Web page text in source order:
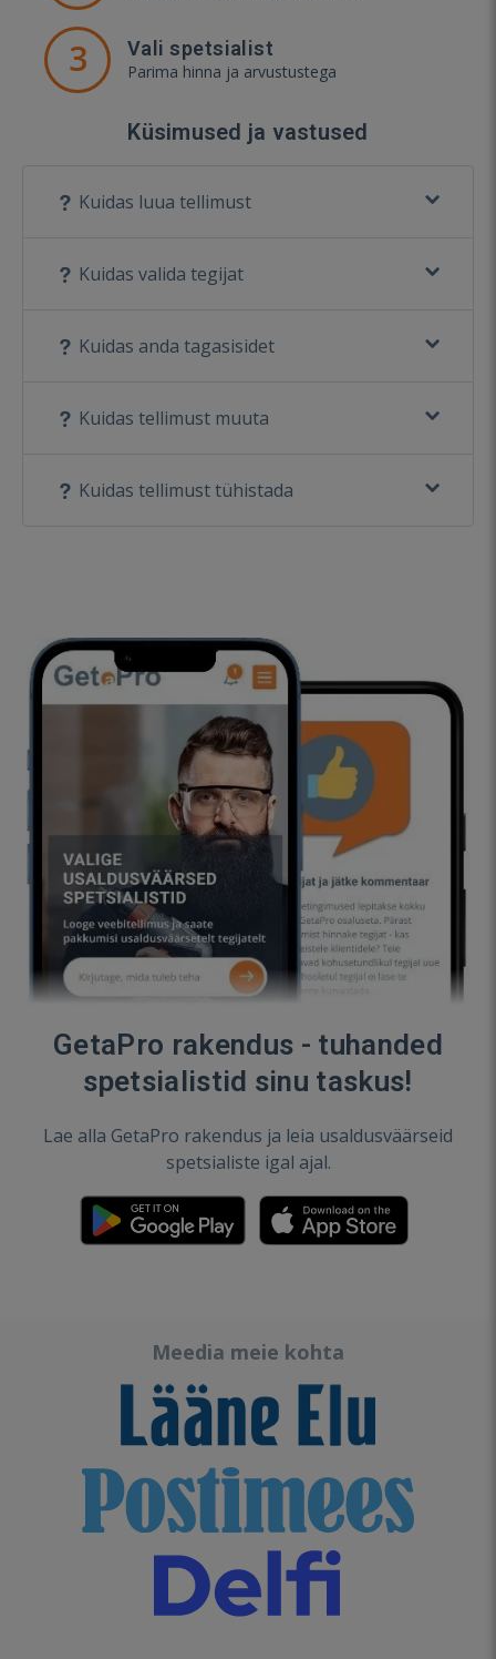
3 Vali spetsialist
Parima hinna ja arvustustega
Küsimused ja vastused
Kuidas luua tellimust
Kuidas valida tegijat
Kuidas anda tagasisidet
Kuidas tellimust muuta
Kuidas tellimust tühistada
GetaPro rakendus - tuhanded
spetsialistid sinu taskus!
Lae alla GetaPro rakendus ja leia usaldusväärseid
spetsialiste igal ajal.
Meedia meie kohta